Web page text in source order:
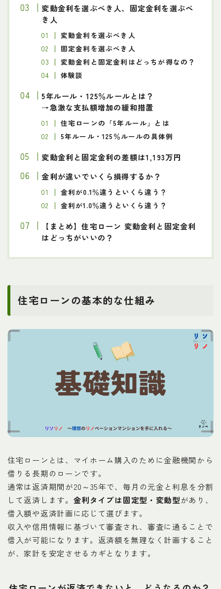
変動金利を選ぶべき人、固定金利を選ぶべ
き人
変動金利を選ぶべき人
固定金利を選ぶべき人
変動金利と固定金利はどっちが得なの？
体験談
5年ルール・125％ルールとは？
→急激な支払額増加の緩和措置
住宅ローンの「5年ルール」とは
5年ルール・125％ルールの具体例
変動金利と固定金利の差額は1,193万円
金利が違いでいくら損得するか？
金利が0.1％違うといくら違う？
金利が1.0％違うといくら違う？
【まとめ】住宅ローン 変動金利と固定金利
はどっちがいいの？
住宅ローンの基本的な仕組み
住宅ローンとは、マイホーム購入のために金融機関から
借りる長期のローンです。
通常は返済期間が20～35年で、毎月の元金と利息を分割
して返済します。 金利タイプは固定型・変動型があり、
借入額や返済計画に応じて選びます。
収入や信用情報に基づいて審査され、審査に通ることで
借入が可能になります。返済額を無理なく計画すること
が、家計を安定させるカギとなります。